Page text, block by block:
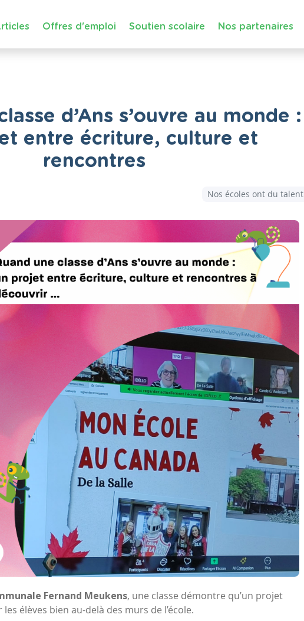
Offres d'emploi Soutien scolaire Nos partenaires
d’Ans s’ouvre au monde :
entre écriture, culture et
rencontres
Nos écoles ont du talent
Fernand Meukens, une classe démontre qu’un projet
élèves bien au-delà des murs de l’école.